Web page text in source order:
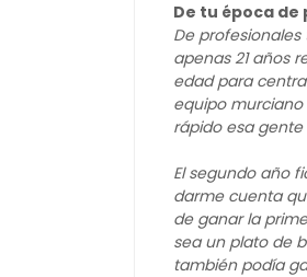
De tu época
De
apenas 21 años
edad para
equipo
rápido esa
El segundo año
darme cuenta
de ganar la
sea un plato de
también podía